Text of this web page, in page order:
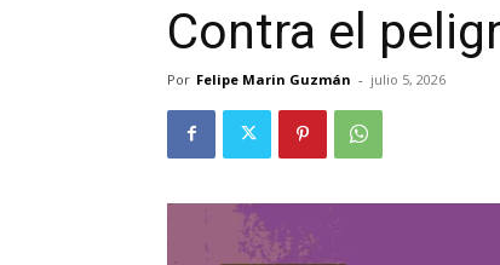
Contra el
Por Felipe Marin Guzmán - julio 5, 2026